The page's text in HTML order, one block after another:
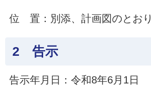
位 置：別添、計画図のとおり
2 告示
告示年月日：令和8年6月1日